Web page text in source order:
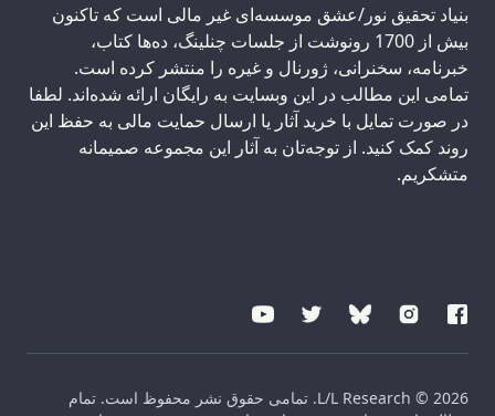
بنیاد تحقیق نور/عشق موسسه‌ای غیر مالی است که تاکنون
بیش از 1700 رونوشت از جلسات چنلینگ، ده‌ها کتاب،
خبرنامه، سخنرانی، ژورنال و غیره را منتشر کرده است.
تمامی این مطالب در این وبسایت به رایگان ارائه شده‌اند. لطفا
در صورت تمایل با خرید آثار یا ارسال حمایت مالی به حفظ این
روند کمک کنید. از توجه‌تان به آثار این مجموعه صمیمانه
متشکریم.
L/L Research © 2026. تمامی حقوق نشر محفوظ است. تمام